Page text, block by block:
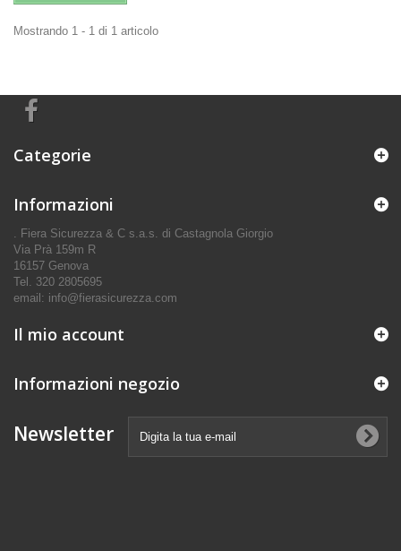
Mostrando 1 - 1 di 1 articolo
Categorie
Informazioni
. Fiera Sicurezza & C s.a.s. di Castagnola Giorgio
Via Prà 159m R
16157 Genova
Tel. 320 2805695
email: info@fierasicurezza.com
Il mio account
Informazioni negozio
Newsletter